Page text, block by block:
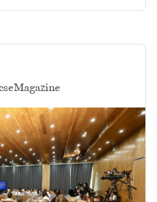
eMagazine